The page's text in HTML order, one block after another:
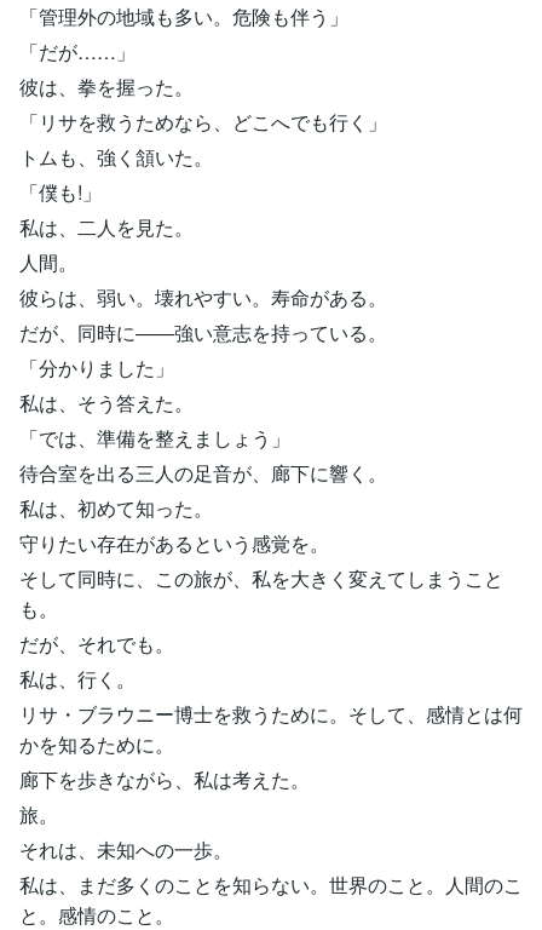
「管理外の地域も多い。危険も伴う」
「だが……」
彼は、拳を握った。
「リサを救うためなら、どこへでも行く」
トムも、強く頷いた。
「僕も!」
私は、二人を見た。
人間。
彼らは、弱い。壊れやすい。寿命がある。
だが、同時に――強い意志を持っている。
「分かりました」
私は、そう答えた。
「では、準備を整えましょう」
待合室を出る三人の足音が、廊下に響く。
私は、初めて知った。
守りたい存在があるという感覚を。
そして同時に、この旅が、私を大きく変えてしまうこと
も。
だが、それでも。
私は、行く。
リサ・ブラウニー博士を救うために。そして、感情とは何
かを知るために。
廊下を歩きながら、私は考えた。
旅。
それは、未知への一歩。
私は、まだ多くのことを知らない。世界のこと。人間のこ
と。感情のこと。